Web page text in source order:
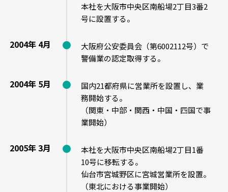
本社を大阪市中央区南船場2丁目3番2
号に設置する。
2004年 4月
大阪府公安委員会（第6002112号）で
警備業の認定取得する。
2004年 5月
国内21都府県に営業所を設置し、業
務開始する。
（関東・中部・関西・中国・四国で事
業開始）
2005年 3月
本社を大阪市中央区南船場2丁目1番
10号に移転する。
仙台市宮城野区に宮城営業所を設置。
（東北における事業開始）